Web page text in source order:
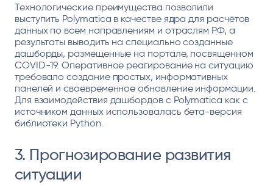
Технологические преимущества позволили
выступить Polymatica в качестве ядра для расчётов
данных по всем направлениям и отраслям РФ, а
результаты выводить на специально созданные
дашборды, размещенные на портале, посвященном
COVID-19. Оперативное реагирование на ситуацию
требовало создание простых, информативных
панелей и своевременное обновление информации.
Для взаимодействия дашбордов с Polymatica как с
источником данных использовалась бета-версия
библиотеки Python.
3. Прогнозирование развития
ситуации